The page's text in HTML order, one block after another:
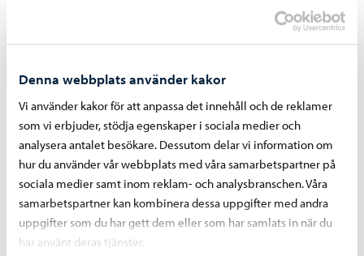
Denna webbplats använder kakor
Vi använder kakor för att anpassa det innehåll och de reklamer
som vi erbjuder, stödja egenskaper i sociala medier och
analysera antalet besökare. Dessutom delar vi information om
hur du använder vår webbplats med våra samarbetspartner på
sociala medier samt inom reklam- och analysbranschen. Våra
samarbetspartner kan kombinera dessa uppgifter med andra
uppgifter som du har gett dem eller som har samlats in när du
har använt deras tjänster.
Dela på FacebookDela på LinkedInDela på WhatsApp
Liknande nyheter
Utbildning- 06.08.2026